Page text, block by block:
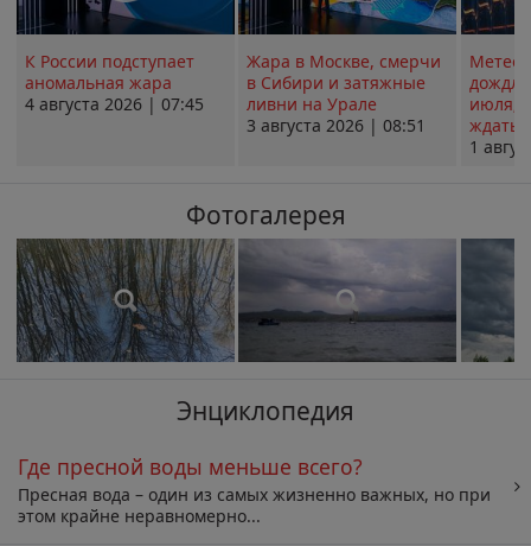
К России подступает
аномальная жара
4 августа 2026 | 07:45
Жара в Москве, смерчи
в Сибири и затяжные
ливни на Урале
3 августа 2026 | 08:51
июля;
ждать
1
Фотогалерея
Энциклопедия
Где пресной воды меньше всего?
Пресная вода – один из самых жизненно важных, но при
этом крайне неравномерно...